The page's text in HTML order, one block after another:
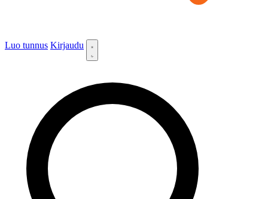
Luo tunnus Kirjaudu